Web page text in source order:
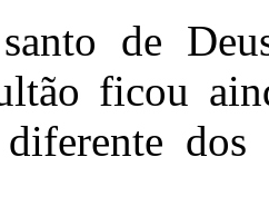
de
ficou